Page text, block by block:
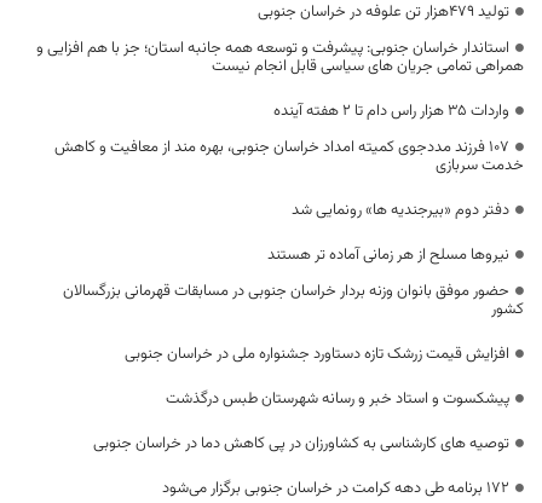
تولید 479هزار تن علوفه در خراسان جنوبی
استاندار خراسان جنوبی: پیشرفت و توسعه همه جانبه استان؛ جز با هم افزایی و
همراهی تمامی جریان های سیاسی قابل انجام نیست
واردات 35 هزار راس دام تا 2 هفته آینده
۱۰۷ فرزند مددجوی کمیته امداد خراسان جنوبی، بهره مند از معافیت و کاهش
خدمت سربازی
دفتر دوم «بیرجندیه ها» رونمایی شد
نیروها مسلح از هر زمانی آماده تر هستند
حضور موفق بانوان وزنه بردار خراسان جنوبی در مسابقات قهرمانی بزرگسالان
کشور
افزایش قیمت زرشک تازه دستاورد جشنواره ملی در خراسان جنوبی
پیشکسوت و استاد خبر و رسانه شهرستان طبس درگذشت
توصیه های کارشناسی به کشاورزان در پی کاهش دما در خراسان جنوبی
۱۷۲ برنامه طی دهه کرامت در خراسان جنوبی برگزار می‌شود